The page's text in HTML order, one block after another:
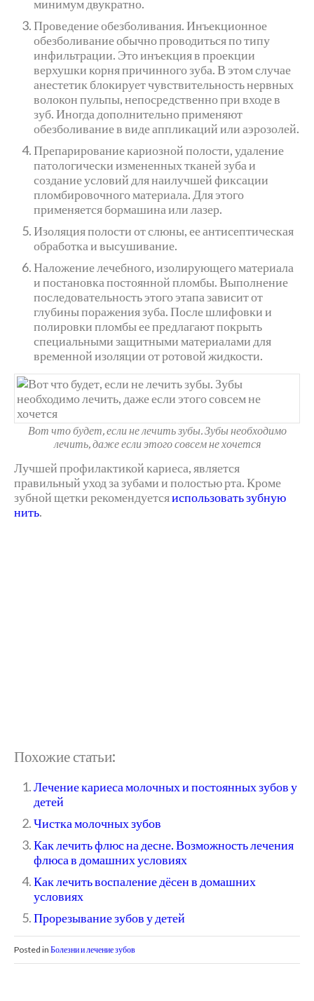
минимум двукратно.
Проведение обезболивания. Инъекционное
обезболивание обычно проводиться по типу
инфильтрации. Это инъекция в проекции
верхушки корня причинного зуба. В этом случае
анестетик блокирует чувствительность нервных
волокон пульпы, непосредственно при входе в
зуб. Иногда дополнительно применяют
обезболивание в виде аппликаций или аэрозолей.
Препарирование кариозной полости, удаление
патологически измененных тканей зуба и
создание условий для наилучшей фиксации
пломбировочного материала. Для этого
применяется бормашина или лазер.
Изоляция полости от слюны, ее антисептическая
обработка и высушивание.
Наложение лечебного, изолирующего материала
и постановка постоянной пломбы. Выполнение
последовательность этого этапа зависит от
глубины поражения зуба. После шлифовки и
полировки пломбы ее предлагают покрыть
специальными защитными материалами для
временной изоляции от ротовой жидкости.
Вот что будет, если не лечить зубы. Зубы необходимо
лечить, даже если этого совсем не хочется
Лучшей профилактикой кариеса, является
правильный уход за зубами и полостью рта. Кроме
зубной щетки рекомендуетсяиспользовать зубную
нить.
Похожие статьи:
Лечение кариеса молочных и постоянных зубов у
детей
Чистка молочных зубов
Как лечить флюс на десне. Возможность лечения
флюса в домашних условиях
Как лечить воспаление дёсен в домашних
условиях
Прорезывание зубов у детей
Posted in Болезни и лечение зубов